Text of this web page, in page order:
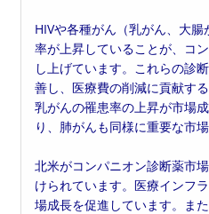
HIVや各種がん（乳がん、大
率が上昇していることが、コ
し上げています。これらの診
善し、医療費の削減に貢献す
乳がんの罹患率の上昇が市場
り、肺がんも同様に重要な市場
北米がコンパニオン診断薬市
けられています。医療インフ
場成長を促進しています。ま